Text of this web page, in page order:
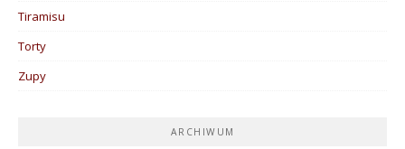
Tiramisu
Torty
Zupy
ARCHIWUM